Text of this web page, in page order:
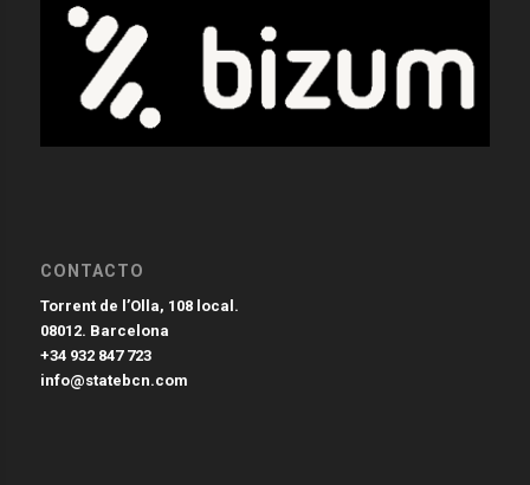
CONTACTO
Torrent de l’Olla, 108 local.
08012. Barcelona
+34 932 847 723
info@statebcn.com